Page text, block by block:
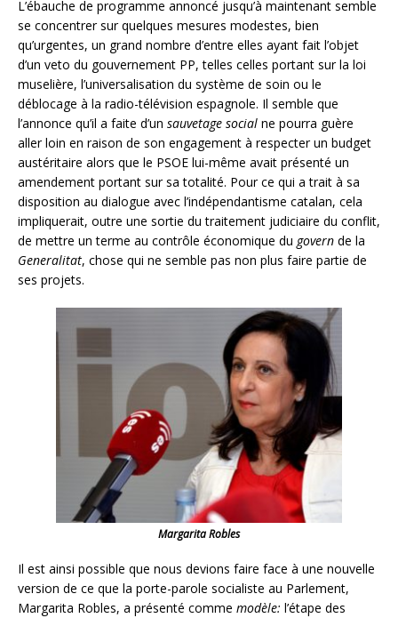
L’ébauche de programme annoncé jusqu’à maintenant semble
se concentrer sur quelques mesures modestes, bien
qu’urgentes, un grand nombre d’entre elles ayant fait l’objet
d’un veto du gouvernement PP, telles celles portant sur la loi
muselière, l’universalisation du système de soin ou le
déblocage à la radio-télévision espagnole. Il semble que
l’annonce qu’il a faite d’un sauvetage social ne pourra guère
aller loin en raison de son engagement à respecter un budget
austéritaire alors que le PSOE lui-même avait présenté un
amendement portant sur sa totalité. Pour ce qui a trait à sa
disposition au dialogue avec l’indépendantisme catalan, cela
impliquerait, outre une sortie du traitement judiciaire du conflit,
de mettre un terme au contrôle économique du govern de la
Generalitat, chose qui ne semble pas non plus faire partie de
ses projets.
Margarita Robles
Il est ainsi possible que nous devions faire face à une nouvelle
version de ce que la porte-parole socialiste au Parlement,
Margarita Robles, a présenté comme modèle: l’étape des